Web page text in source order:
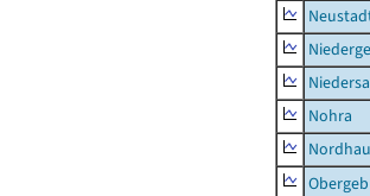
Nohra